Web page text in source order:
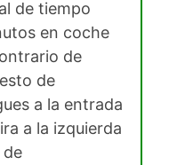
de tiempo
en coche
de
de
a la entrada
a la izquierda
de